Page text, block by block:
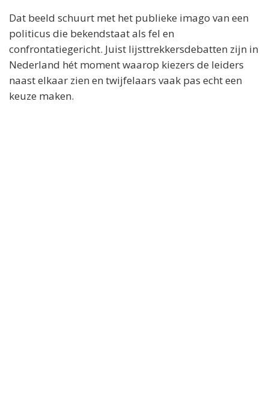
Dat beeld schuurt met het publieke imago van een
politicus die bekendstaat als fel en
confrontatiegericht. Juist lijsttrekkersdebatten zijn in
Nederland hét moment waarop kiezers de leiders
naast elkaar zien en twijfelaars vaak pas echt een
keuze maken.